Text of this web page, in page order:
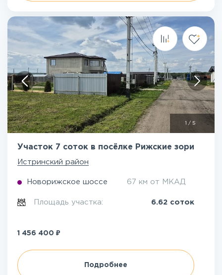
/ 5
Участок 7 соток в посёлке Рижские зори
Истринский район
Новорижское шоссе 67 км от МКАД
Площадь участка: 6.62 соток
1 456 400 ₽
Подробнее